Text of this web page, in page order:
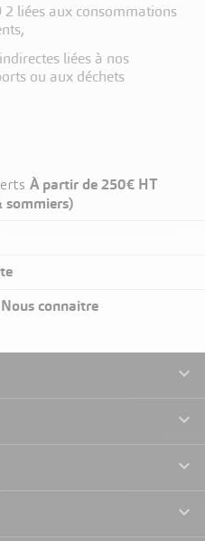
2 liées aux consommations
liées à nos
ou aux déchets
À partir de 250€ HT
sommiers)
connaitre



